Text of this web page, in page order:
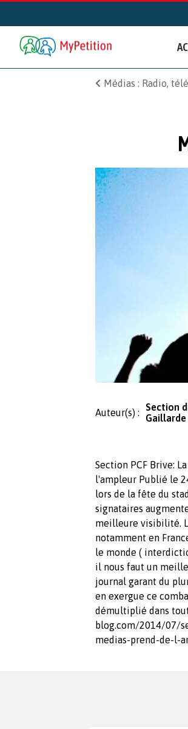
Médias : Radio,
Auteur(s) :
Section
Gaillarde
Section PCF Brive:
l'ampleur Publié le
lors de la fête du
signataires
meilleure visibilité.
notamment en
le monde (
il nous faut un
journal garant du
en exergue ce
démultiplié dans
blog.com/2014/07/
medias-prend-de-l-